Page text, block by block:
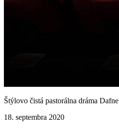
Štýlovo čistá pastorálna dráma Dafne
18. septembra 2020